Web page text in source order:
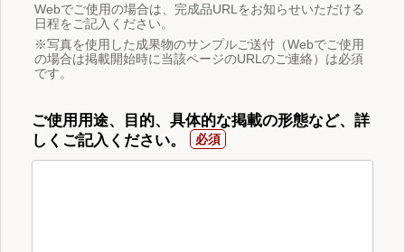
Webでご使用の場合は、完成品URLをお知らせいただける
日程をご記入ください。
※写真を使用した成果物のサンプルご送付（Webでご使用
の場合は掲載開始時に当該ページのURLのご連絡）は必須
です。
ご使用用途、目的、具体的な掲載の形態など、詳
しくご記入ください。